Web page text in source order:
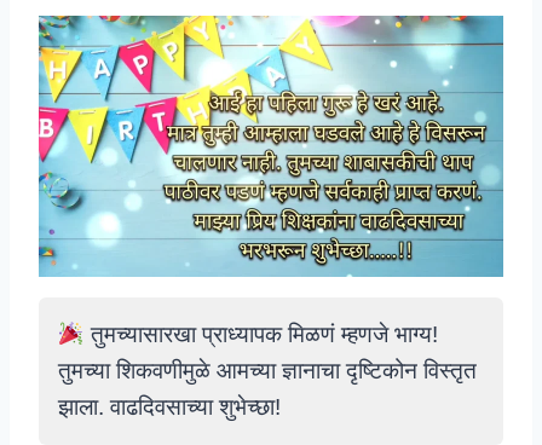
तुमच्यासारखा प्राध्यापक मिळणं म्हणजे भाग्य!
तुमच्या शिकवणीमुळे आमच्या ज्ञानाचा दृष्टिकोन विस्तृत
झाला. वाढदिवसाच्या शुभेच्छा!